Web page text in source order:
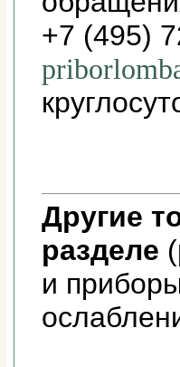
+7 (495)
Другие
разделе
и